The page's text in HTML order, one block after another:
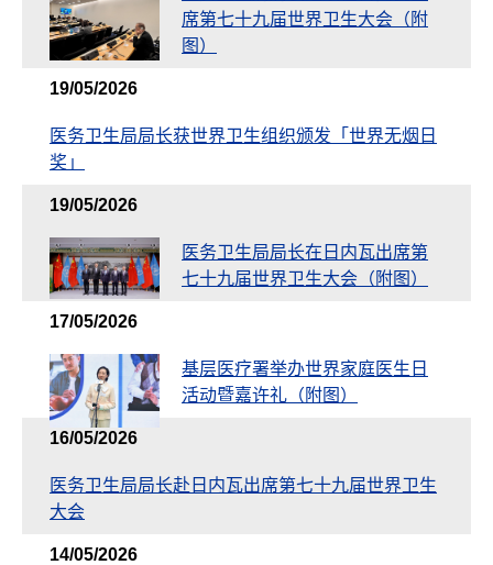
席第七十九届世界卫生大会（附
图）
19/05/2026
医务卫生局局长获世界卫生组织颁发「世界无烟日
奖」
19/05/2026
医务卫生局局长在日内瓦出席第
七十九届世界卫生大会（附图）
17/05/2026
基层医疗署举办世界家庭医生日
活动暨嘉许礼（附图）
16/05/2026
医务卫生局局长赴日内瓦出席第七十九届世界卫生
大会
14/05/2026